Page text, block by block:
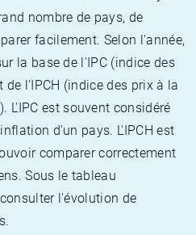
nombre de pays, de
facilement. Selon l'année,
la base de l'IPC (indice des
l'IPCH (indice des prix à la
L'IPC est souvent considéré
d'un pays. L'IPCH est
comparer correctement
Sous le tableau
l'évolution de